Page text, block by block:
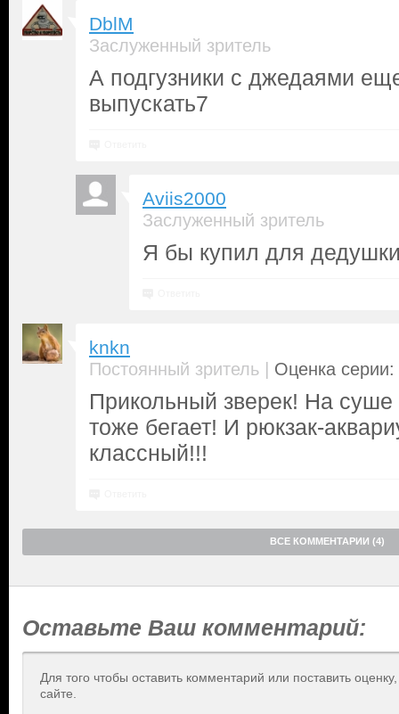
DblM
Заслуженный зритель
А подгузники с джедаями
выпускать7
Aviis2000
Заслуженный зритель
Я бы купил для
knkn
Постоянный зритель | Оценка серии:
Прикольный зверек! На суше
тоже бегает! И рюкзак-
классный!!!
ВСЕ КОММЕНТАРИИ (4)
Оставьте Ваш комментарий:
Для того чтобы оставить комментарий или поставить
сайте.